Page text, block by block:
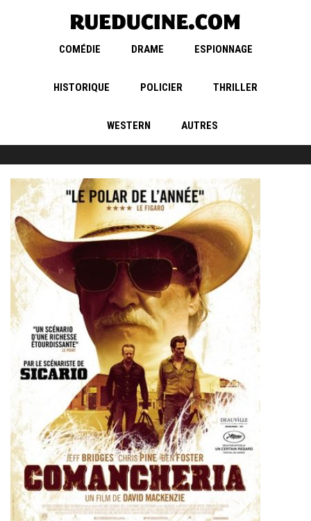
COMÉDIE DRAME ESPIONNAGE
HISTORIQUE POLICIER THRILLER
WESTERN AUTRES